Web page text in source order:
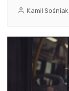
Kamil Sośniak